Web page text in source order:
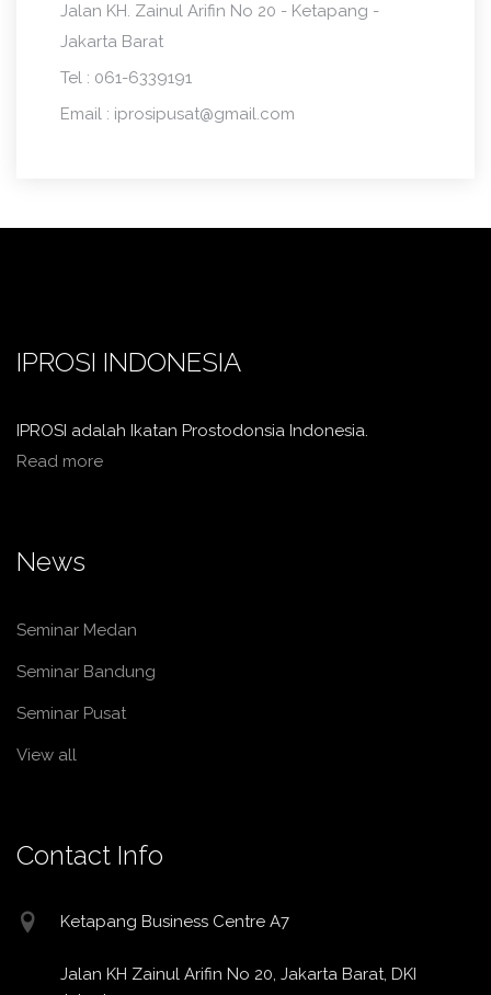
Jalan KH. Zainul Arifin No 20 - Ketapang -
Jakarta Barat
Tel : 061-6339191
Email : iprosipusat@gmail.com
IPROSI INDONESIA
IPROSI adalah Ikatan Prostodonsia Indonesia.
Read more
News
Seminar Medan
Seminar Bandung
Seminar Pusat
View all
Contact Info
Ketapang Business Centre A7
Jalan KH Zainul Arifin No 20, Jakarta Barat, DKI